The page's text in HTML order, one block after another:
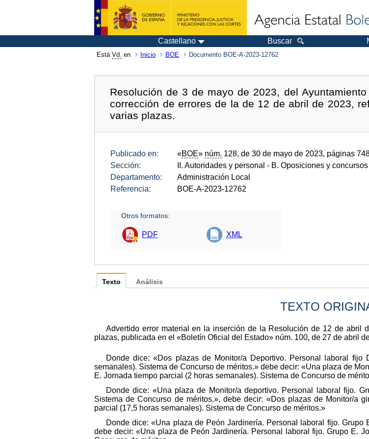
Castellano Buscar
Está Vd. en Inicio BOE Documento BOE-A-2023-12762
Resolución de 3 de mayo de 2023, del
corrección de errores de la de 12 de abril de 2023,
varias plazas.
Publicado en: «BOE» núm. 128, de 30 de mayo de 2023, páginas
Sección:
II. Autoridades y personal - B. Oposiciones y concursos
Departamento:
Administración Local
Referencia:
BOE-A-2023-12762
Otros formatos:
PDF XML
Texto
TEXTO
Advertido error material en la inserción de la Resolución de 12 de abril
plazas, publicada en el «Boletín Oficial del Estado» núm. 100, de 27 de abril
Donde dice: «Dos plazas de Monitor/a Deportivo. Personal laboral
semanales). Sistema de Concurso de méritos.» debe decir: «Una plaza de
E. Jornada tiempo parcial (2 horas semanales). Sistema de Concurso de
Donde dice: «Una plaza de Monitor/a deportivo. Personal laboral fijo.
Sistema de Concurso de méritos.», debe decir: «Dos plazas de Monitor/a
parcial (17,5 horas semanales). Sistema de Concurso de méritos.»
Donde dice: «Una plaza de Peón Jardinería. Personal laboral fijo. Grupo
debe decir: «Una plaza de Peón Jardinería. Personal laboral fijo. Grupo E.
Análisis